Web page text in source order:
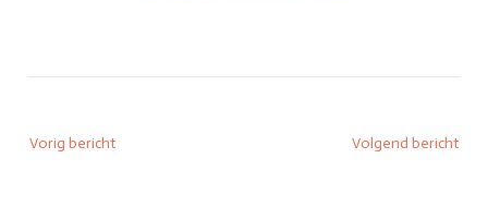
navigatie
Vorig bericht Volgend bericht